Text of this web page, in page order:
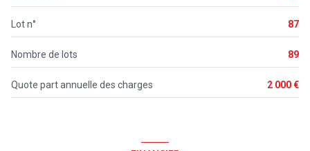
exposition Sud
1 côté(s) mitoyen(s)
Lot n° 87
Nombre de lots 89
Quote part annuelle des charges 2 000 €